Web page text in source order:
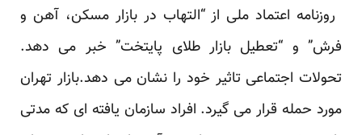
‏ روزنامه اعتماد ملی از “التهاب در بازار مسکن، آهن و
فرش” و “تعطیل بازار طلا‌ی پایتخت” خبر می دهد.
‏تحولات اجتماعی تاثیر خود را نشان می دهد.بازار تهران
مورد حمله قرار می گیرد. افراد سازمان یافته ای که ‏مدتی